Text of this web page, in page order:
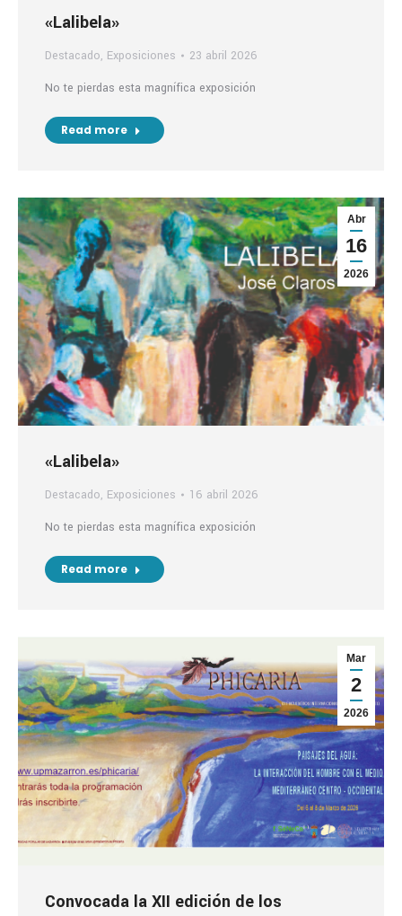
«Lalibela»
Destacado, Exposiciones
23 abril 2026
No te pierdas esta magnífica exposición
Read more
Abr
16
2026
«Lalibela»
Destacado, Exposiciones
16 abril 2026
No te pierdas esta magnífica exposición
Read more
Mar
2
2026
Convocada la XII edición de los